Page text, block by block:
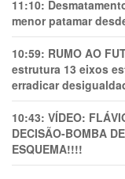
11:10:
menor patamar
10:59: RUMO AO
estrutura 13 eixos
erradicar
10:43: VÍDEO:
DECISÃO-BOMBA
ESQUEMA!!!!